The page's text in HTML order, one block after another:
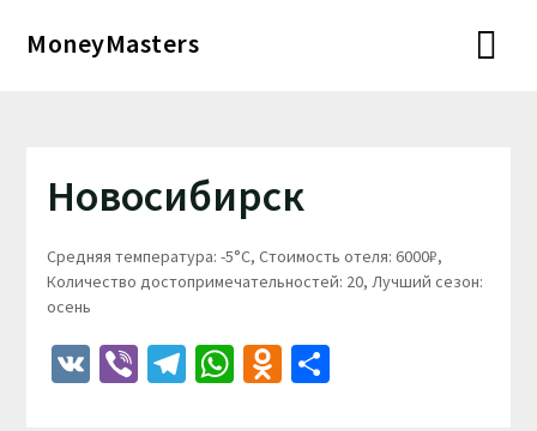
MoneyMasters
Новосибирск
Средняя температура: -5°C, Стоимость отеля: 6000₽,
Количество достопримечательностей: 20, Лучший сезон:
осень
VKViberTelegram
WhatsApp
Odnoklassniki
Отправить